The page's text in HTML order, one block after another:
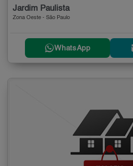
Jardim Paulista
Zona Oeste - São Paulo
WhatsApp